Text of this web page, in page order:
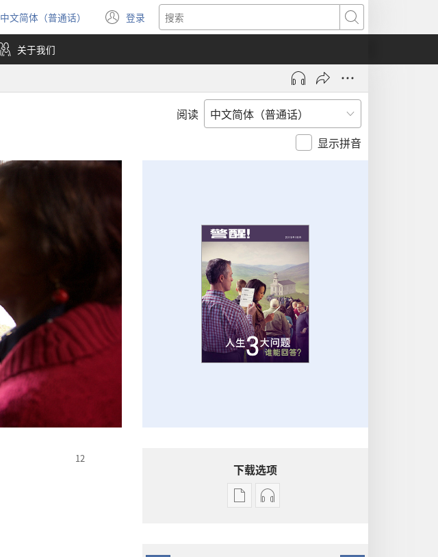
选
择
语
言
中文简体（普通话） 登录
（打
开
窗
搜
索
关于我们
阅读
显示拼音
下载选项
出
音